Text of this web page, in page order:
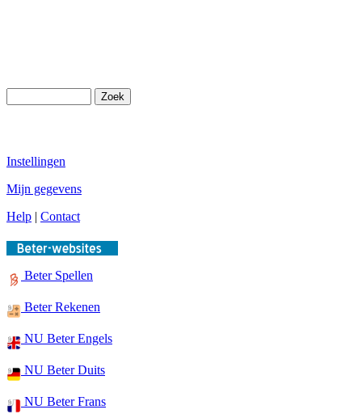
Instellingen
Mijn gegevens
Help | Contact
Beter Spellen
Beter Rekenen
NU Beter Engels
NU Beter Duits
NU Beter Frans